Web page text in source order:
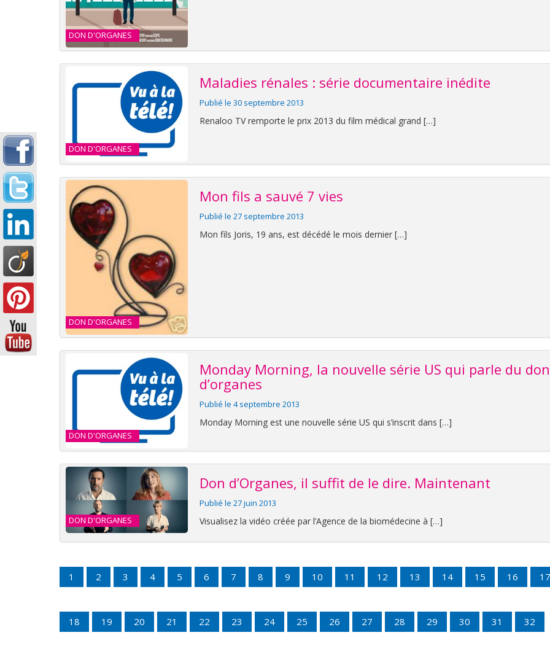
DON D'ORGANES
DON D'ORGANES
Maladies rénales : série documentaire inédite
Publié le 30 septembre 2013
Renaloo TV remporte le prix 2013 du film médical grand […]
DON D'ORGANES
Mon fils a sauvé 7 vies
Publié le 27 septembre 2013
Mon fils Joris, 19 ans, est décédé le mois dernier […]
DON D'ORGANES
Monday Morning, la nouvelle série US qui parle du don
d’organes
Publié le 4 septembre 2013
Monday Morning est une nouvelle série US qui s’inscrit dans […]
DON D'ORGANES
Don d’Organes, il suffit de le dire. Maintenant
Publié le 27 juin 2013
Visualisez la vidéo créée par l’Agence de la biomédecine à […]
1 2 3 4 5 6 7 8 9 10 11 12 13 14 15 16 17
18 19 20 21 22 23 24 25 26 27 28 29 30 31 32